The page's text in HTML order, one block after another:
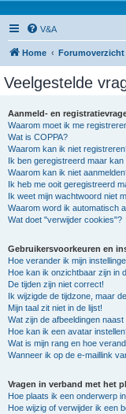
V&A
Home Forumoverzicht
Veelgestelde
Aanmeld- en
Waarom moet ik me
Wat is COPPA?
Waarom kan ik niet
Ik ben geregistreerd maar kan
Waarom kan ik niet
Ik heb me ooit geregistreerd
Ik weet mijn wachtwoord niet
Waarom word ik automatisch
Wat doet "verwijder cookies"?
Gebruikersvoorkeuren en
Hoe verander ik mijn
Hoe kan ik onzichtbaar zijn in
De tijden zijn niet correct!
Ik wijzigde de tijdzone, maar
Mijn taal zit niet in de lijst!
Wat zijn de afbeeldingen
Hoe kan ik een avatar
Wat is mijn rang en hoe
Wanneer ik op de e-maillink
Vragen in verband met het
Hoe plaats ik een onderwerp
Hoe wijzig of verwijder ik een